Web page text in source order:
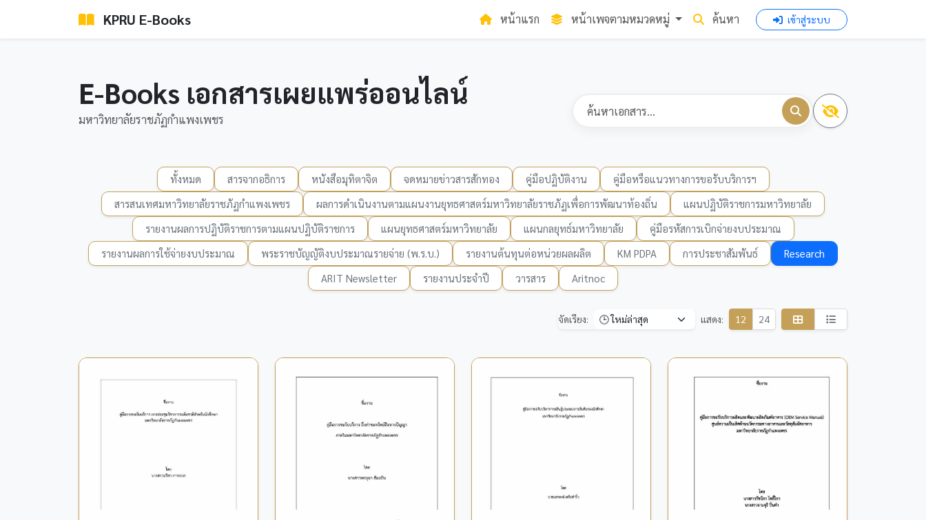
KPRU E-Books หน้าแรก หน้าเพจตามหมวดหมู่ ค้นหา เข้าสู่ระบบ
E-Books เอกสารเผยแพร่ออนไลน์
มหาวิทยาลัยราชภัฏกำแพงเพชร
ทั้งหมด สารจากอธิการ หนังสือมุทิตาจิต จดหมายข่าวสารสักทอง คู่มือปฏิบัติงาน
คู่มือหรือแนวทางการขอรับบริการฯ
สารสนเทศมหาวิทยาลัยราชภัฏกำแพงเพชร
ผลการดำเนินงานตามแผนงานยุทธศาสตร์มหาวิทยาลัยราชภัฏเพื่อการพัฒนาท้องถิ่น
แผนปฏิบัติราชการมหาวิทยาลัย
รายงานผลการปฏิบัติราชการตามแผนปฏิบัติราชการ
แผนยุทธศาสตร์มหาวิทยาลัย แผนกลยุทธ์มหาวิทยาลัย
คู่มือรหัสการเบิกจ่ายงบประมาณ
รายงานผลการใช้จ่ายงบประมาณ
พระราชบัญญัติงบประมาณรายจ่าย (พ.ร.บ.) รายงานต้นทุนต่อหน่วยผลผลิต KM PDPA การประชาสัมพันธ์
Research
ARIT Newsletter
รายงานประจำปี วารสาร Aritnoc
จัดเรียง: แสดง: 12 24